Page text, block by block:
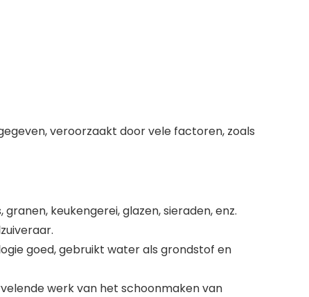
veroorzaakt door vele factoren, zoals
keukengerei, glazen, sieraden, enz.
goed, gebruikt water als grondstof en
werk van het schoonmaken van